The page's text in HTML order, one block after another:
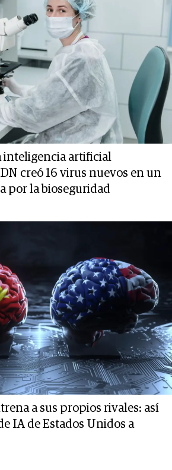
inteligencia artificial
creó 16 virus nuevos en un
por la bioseguridad
a sus propios rivales: así
IA de Estados Unidos a